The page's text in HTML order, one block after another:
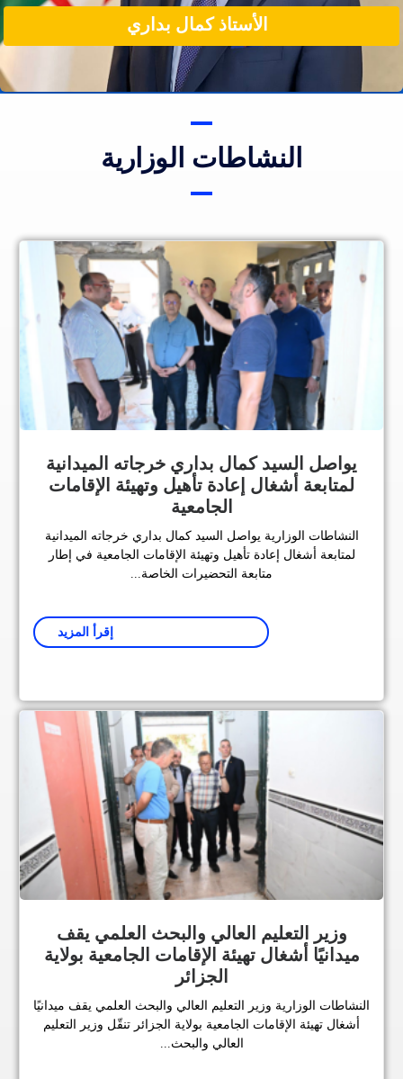
الأستاذ كمال بداري
النشاطات الوزارية
يواصل السيد كمال بداري خرجاته الميدانية
لمتابعة أشغال إعادة تأهيل وتهيئة الإقامات
الجامعية
النشاطات الوزارية يواصل السيد كمال بداري خرجاته الميدانية
لمتابعة أشغال إعادة تأهيل وتهيئة الإقامات الجامعية في إطار
متابعة التحضيرات الخاصة...
إقرأ المزيد
وزير التعليم العالي والبحث العلمي يقف
ميدانيًا أشغال تهيئة الإقامات الجامعية بولاية
الجزائر
النشاطات الوزارية وزير التعليم العالي والبحث العلمي يقف ميدانيًا
أشغال تهيئة الإقامات الجامعية بولاية الجزائر تنقّل وزير التعليم
العالي والبحث...